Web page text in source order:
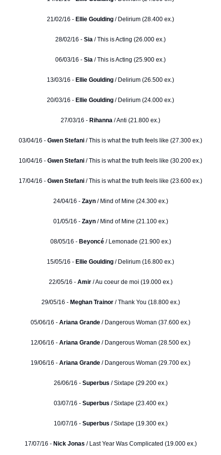
21/02/16 - Ellie Goulding / Delirium (28.400 ex.)
28/02/16 - Sia / This is Acting (26.000 ex.)
06/03/16 - Sia / This is Acting (25.900 ex.)
13/03/16 - Ellie Goulding / Delirium (26.500 ex.)
20/03/16 - Ellie Goulding / Delirium (24.000 ex.)
27/03/16 - Rihanna / Anti (21.800 ex.)
03/04/16 - Gwen Stefani / This is what the truth feels like (27.300 ex.)
10/04/16 - Gwen Stefani / This is what the truth feels like (30.200 ex.)
17/04/16 - Gwen Stefani / This is what the truth feels like (23.600 ex.)
24/04/16 - Zayn / Mind of Mine (24.300 ex.)
01/05/16 - Zayn / Mind of Mine (21.100 ex.)
08/05/16 - Beyoncé / Lemonade (21.900 ex.)
15/05/16 - Ellie Goulding / Delirium (16.800 ex.)
22/05/16 - Amir / Au coeur de moi (19.000 ex.)
29/05/16 - Meghan Trainor/ Thank You (18.800 ex.)
05/06/16 - Ariana Grande / Dangerous Woman (37.600 ex.)
12/06/16 - Ariana Grande / Dangerous Woman (28.500 ex.)
19/06/16 - Ariana Grande / Dangerous Woman (29.700 ex.)
26/06/16 - Superbus / Sixtape (29.200 ex.)
03/07/16 - Superbus / Sixtape (23.400 ex.)
10/07/16 - Superbus / Sixtape (19.300 ex.)
17/07/16 - Nick Jonas / Last Year Was Complicated (19.000 ex.)